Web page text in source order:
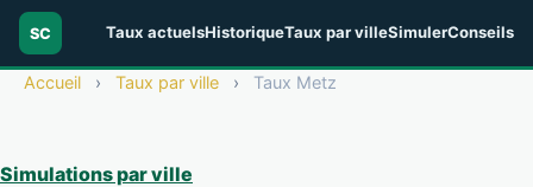
SC Taux actuelsHistoriqueTaux par villeSimulerConseils
Accueil › Taux par ville › Taux Metz
Simulations par ville